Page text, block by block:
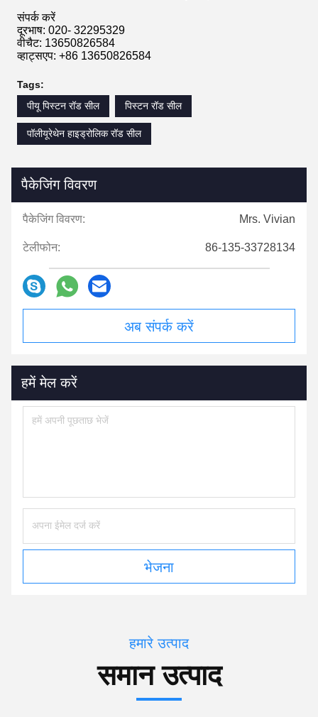
संपर्क करें
दूरभाष: 020- 32295329
वीचैट: 13650826584
व्हाट्सएप: +86 13650826584
Tags:
पीयू पिस्टन रॉड सील
पिस्टन रॉड सील
पॉलीयूरेथेन हाइड्रोलिक रॉड सील
पैकेजिंग विवरण
पैकेजिंग विवरण: Mrs. Vivian
टेलीफोन: 86-135-33728134
अब संपर्क करें
हमें मेल करें
भेजना
हमारे उत्पाद
समान उत्पाद